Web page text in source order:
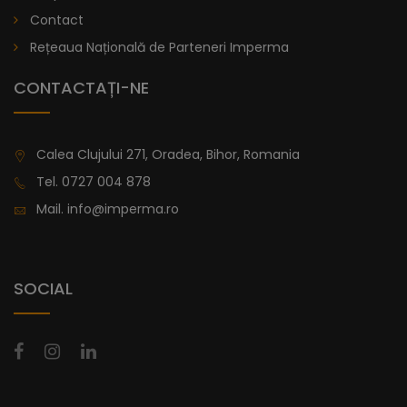
De la 996,47
Contact
Rețeaua Națională de Parteneri Imperma
CONTACTAȚI-NE
Calea Clujului 271, Oradea, Bihor, Romania
Tel. 0727 004 878
Mail. info@imperma.ro
SOCIAL